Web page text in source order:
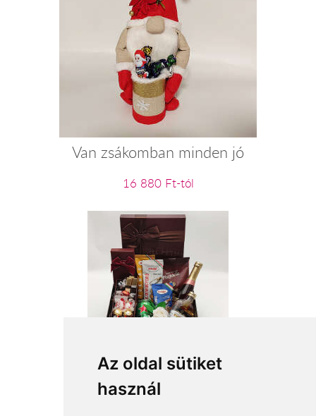
Az oldal sütiket
használ
Van zsákomban minden jó
16 880 Ft-tól
Bulihuligán - férfi ajándékcsomag
23 200 Ft-tól